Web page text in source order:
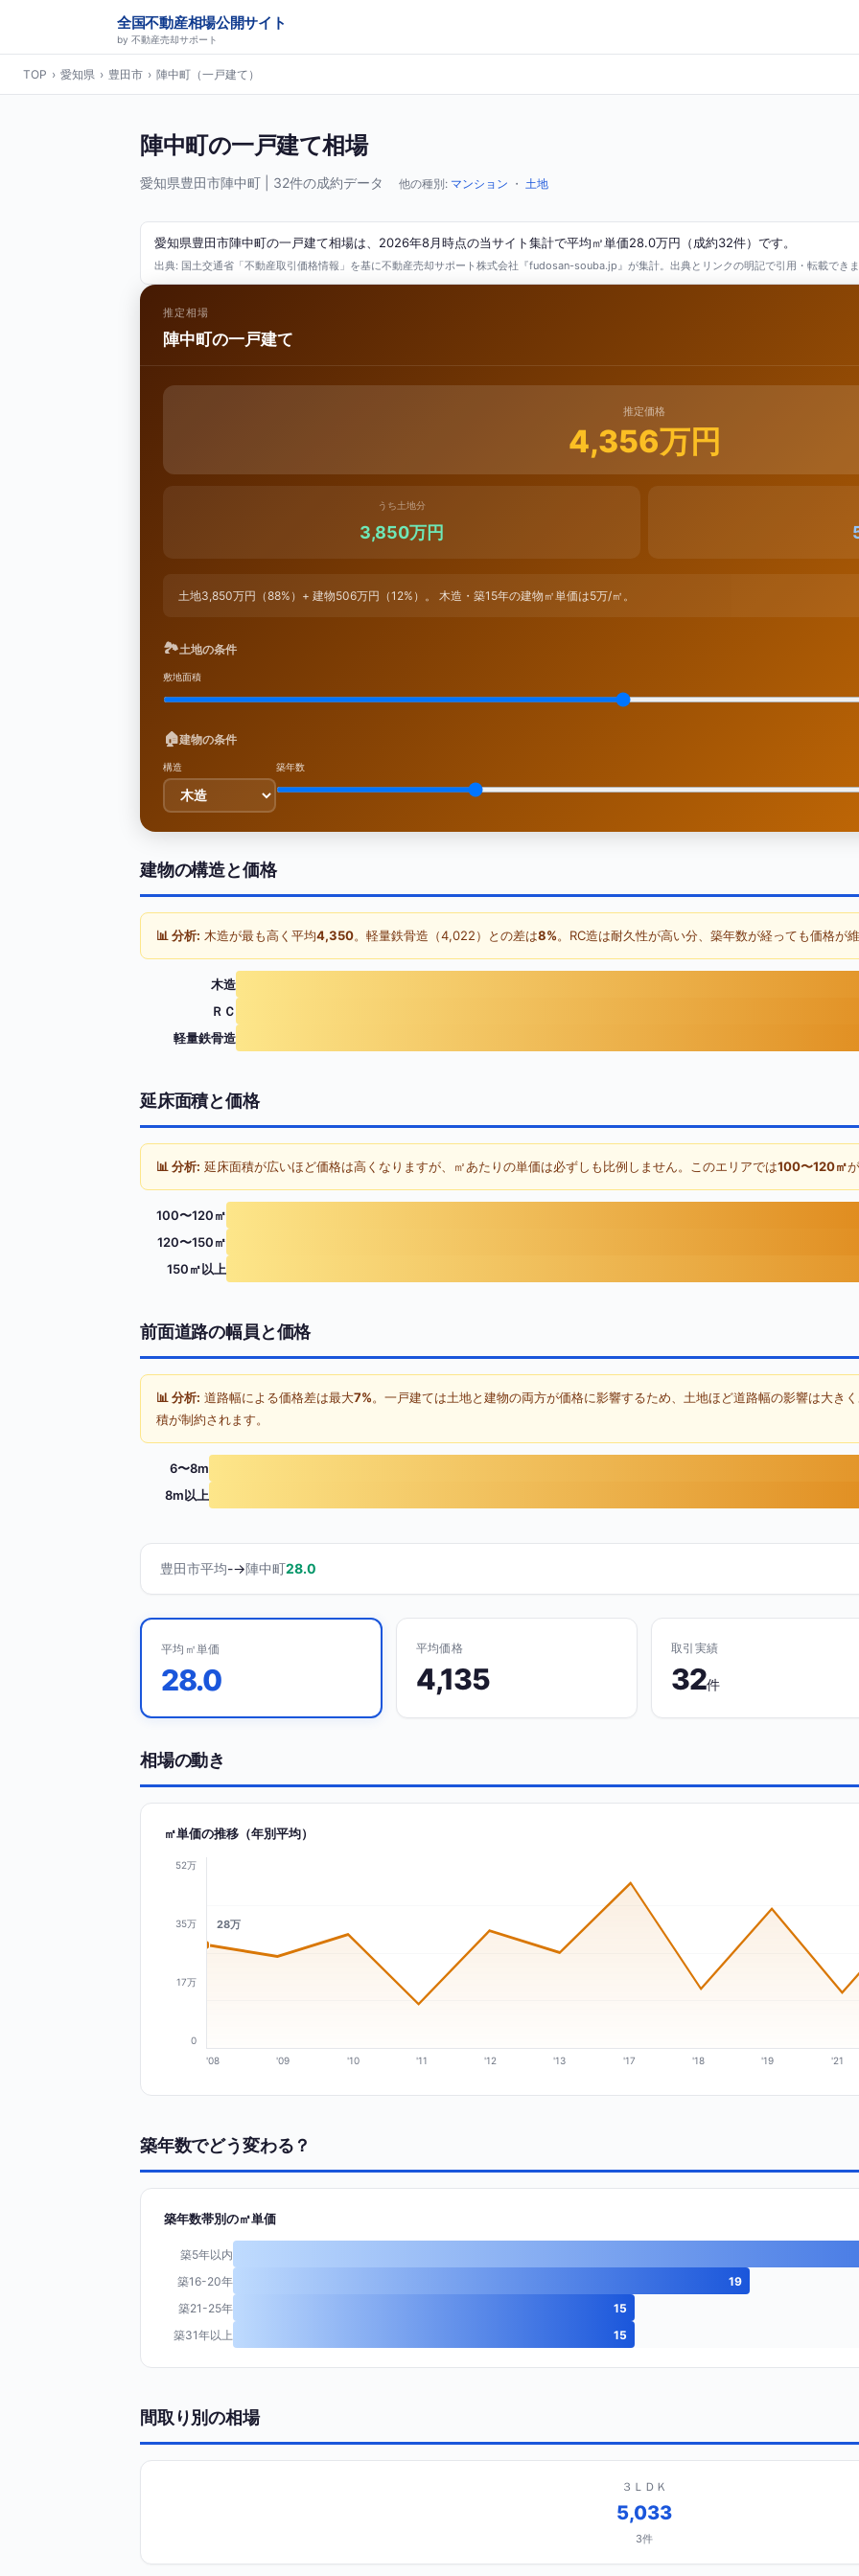
全国不動産相場公開サイト
by 不動産売却サポート
TOP › 愛知県 › 豊田市 › 陣中町（一戸建て）
陣中町の一戸建て相場
愛知県豊田市陣中町 | 32件の成約データ 他の種別: マンション ・ 土地
愛知県豊田市陣中町の一戸建て相場は、2026年8月時点の当サイト集計で平均㎡単価28.0万円（成約32件）です。
出典: 国土交通省「不動産取引価格情報」を基に不動産売却サポート株式会社『fudosan-souba.jp』が集計。出典とリンクの明記で引用・転載でき
推定相場
陣中町の一戸建て
推定価格
4,356万円
うち土地分
3,850万円
土地3,850万円（88%）+ 建物506万円（12%）。 木造・築15年の建物㎡単価は5万/㎡。
🏞土地の条件
敷地面積
🏠建物の条件
構造 築年数
建物の構造と価格
📊 分析: 木造が最も高く平均4,350。軽量鉄骨造（4,022）との差は8%。RC造は耐久性が高い分、築年数が経っても価格が
木造
ＲＣ
軽量鉄骨造
延床面積と価格
📊 分析: 延床面積が広いほど価格は高くなりますが、㎡あたりの単価は必ずしも比例しません。このエリアでは100〜120㎡
100〜120㎡
120〜150㎡
150㎡以上
前面道路の幅員と価格
📊 分析: 道路幅による価格差は最大7%。一戸建ては土地と建物の両方が価格に影響するため、土地ほど道路幅の影響は大き
積が制約されます。
6〜8m
8m以上
豊田市平均-→陣中町28.0
平均㎡単価
28.0
平均価格
4,135
取引実績
32件
相場の動き
㎡単価の推移（年別平均）
52万
35万
17万
0
28万
'08 '09 '10 '11 '12 '13 '17 '18 '19 '21
築年数でどう変わる？
築年数帯別の㎡単価
築5年以内
築16-20年
19
築21-25年
15
築31年以上
15
間取り別の相場
３ＬＤＫ
5,033
3件